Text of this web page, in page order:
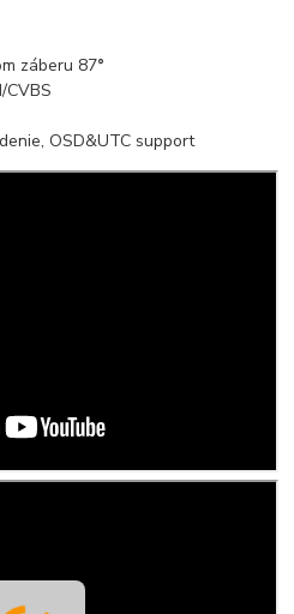
záberu 87°
CVBS
OSD&UTC support